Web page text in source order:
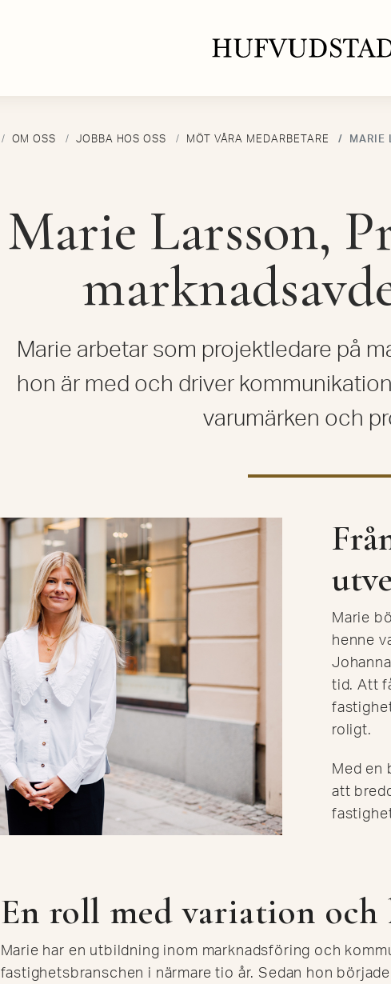
OM OSS JOBBA HOS OSS MÖT VÅRA MEDARBETARE MARIE
Marie Larsson,
Marie arbetar som projektledare på
hon är med och driver
varumärken och
Marie
henne
tid. Att
roligt.
Med en
att
En roll med variation
Marie har en utbildning inom marknadsföring och
fastighetsbranschen i närmare tio år. Sedan hon